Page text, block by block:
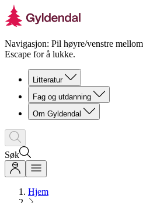
Navigasjon: Pil høyre/venstre
Escape for å lukke.
Litteratur
Fag og utdanning
Om Gyldendal
Søk
Hjem